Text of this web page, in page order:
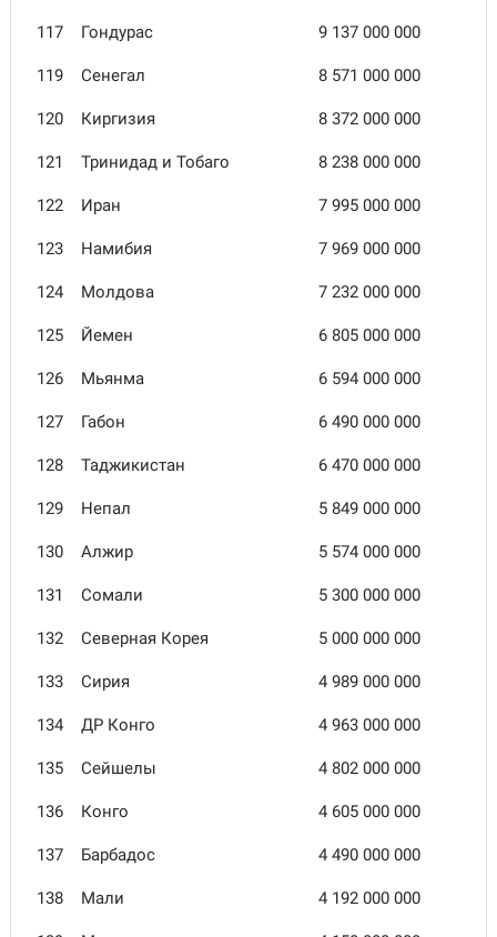
117 Гондурас 9 137 000 000
119 Сенегал 8 571 000 000
120 Киргизия 8 372 000 000
121 Тринидад и Тобаго 8 238 000 000
122 Иран 7 995 000 000
123 Намибия 7 969 000 000
124 Молдова 7 232 000 000
125 Йемен 6 805 000 000
126 Мьянма 6 594 000 000
127 Габон 6 490 000 000
128 Таджикистан 6 470 000 000
129 Непал 5 849 000 000
130 Алжир 5 574 000 000
131 Сомали 5 300 000 000
132 Северная Корея 5 000 000 000
133 Сирия 4 989 000 000
134 ДР Конго 4 963 000 000
135 Сейшелы 4 802 000 000
136 Конго 4 605 000 000
137 Барбадос 4 490 000 000
138 Мали 4 192 000 000